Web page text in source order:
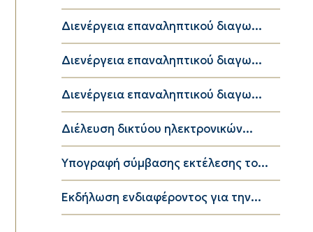
Διενέργεια επαναληπτικού διαγω...
Διενέργεια επαναληπτικού διαγω...
Διενέργεια επαναληπτικού διαγω...
Διέλευση δικτύου ηλεκτρονικών...
Υπογραφή σύμβασης εκτέλεσης το...
Εκδήλωση ενδιαφέροντος για την...